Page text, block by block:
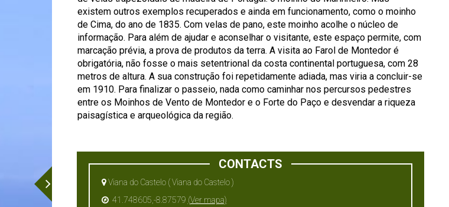
existem outros exemplos recuperados e ainda em funcionamento, como o moinho
de Cima, do ano de 1835. Com velas de pano, este moinho acolhe o núcleo de
informação. Para além de ajudar e aconselhar o visitante, este espaço permite, com
marcação prévia, a prova de produtos da terra. A visita ao Farol de Montedor é
obrigatória, não fosse o mais setentrional da costa continental portuguesa, com 28
metros de altura. A sua construção foi repetidamente adiada, mas viria a concluir-se
em 1910. Para finalizar o passeio, nada como caminhar nos percursos pedestres
entre os Moinhos de Vento de Montedor e o Forte do Paço e desvendar a riqueza
paisagística e arqueológica da região.
CONTACTS
Viana do Castelo ( Viana do Castelo )
41.748605,-8.87579 (Ver mapa)